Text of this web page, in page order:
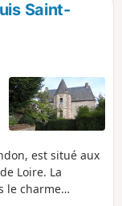
p
Saint-
est situé aux
Loire. La
le charme